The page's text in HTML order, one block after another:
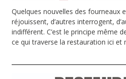
Quelques nouvelles des fourneaux
réjouissent, d’autres interrogent,
indifférent. C’est le principe même
ce qui traverse la restauration ici et